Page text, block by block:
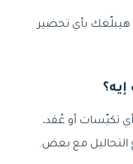
هيبلّغك بأي تحضير
تكيّسات أو عُقد،
التحاليل مع بعض.